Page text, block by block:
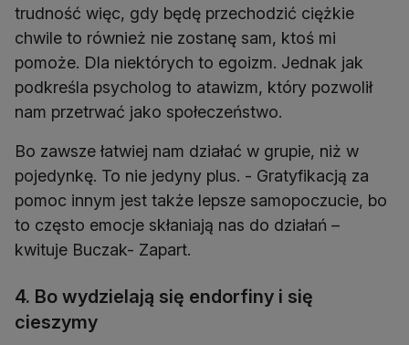
trudność więc, gdy będę przechodzić ciężkie
chwile to również nie zostanę sam, ktoś mi
pomoże. Dla niektórych to egoizm. Jednak jak
podkreśla psycholog to atawizm, który pozwolił
nam przetrwać jako społeczeństwo.
Bo zawsze łatwiej nam działać w grupie, niż w
pojedynkę. To nie jedyny plus. - Gratyfikacją za
pomoc innym jest także lepsze samopoczucie, bo
to często emocje skłaniają nas do działań –
kwituje Buczak- Zapart.
4. Bo wydzielają się endorfiny i się
cieszymy